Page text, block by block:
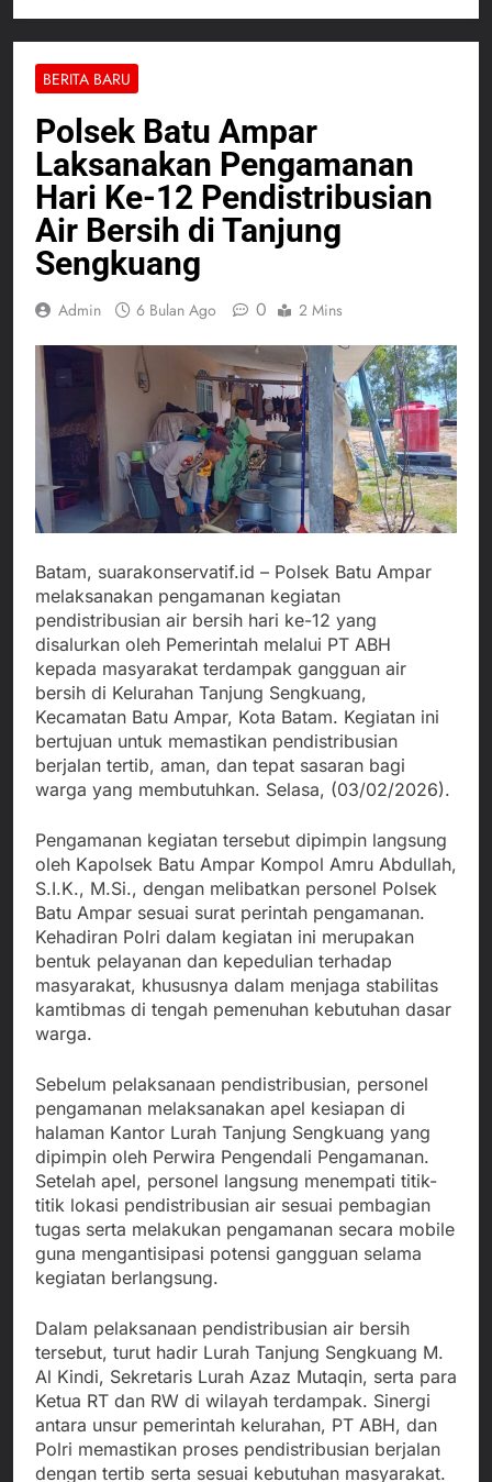
BERITA BARU
Polsek Batu Ampar
Laksanakan Pengamanan
Hari Ke-12 Pendistribusian
Air Bersih di Tanjung
Sengkuang
Admin 6 Bulan Ago 0 2 Mins
Batam, suarakonservatif.id – Polsek Batu Ampar
melaksanakan pengamanan kegiatan
pendistribusian air bersih hari ke-12 yang
disalurkan oleh Pemerintah melalui PT ABH
kepada masyarakat terdampak gangguan air
bersih di Kelurahan Tanjung Sengkuang,
Kecamatan Batu Ampar, Kota Batam. Kegiatan ini
bertujuan untuk memastikan pendistribusian
berjalan tertib, aman, dan tepat sasaran bagi
warga yang membutuhkan. Selasa, (03/02/2026).
Pengamanan kegiatan tersebut dipimpin langsung
oleh Kapolsek Batu Ampar Kompol Amru Abdullah,
S.I.K., M.Si., dengan melibatkan personel Polsek
Batu Ampar sesuai surat perintah pengamanan.
Kehadiran Polri dalam kegiatan ini merupakan
bentuk pelayanan dan kepedulian terhadap
masyarakat, khususnya dalam menjaga stabilitas
kamtibmas di tengah pemenuhan kebutuhan dasar
warga.
Sebelum pelaksanaan pendistribusian, personel
pengamanan melaksanakan apel kesiapan di
halaman Kantor Lurah Tanjung Sengkuang yang
dipimpin oleh Perwira Pengendali Pengamanan.
Setelah apel, personel langsung menempati titik-
titik lokasi pendistribusian air sesuai pembagian
tugas serta melakukan pengamanan secara mobile
guna mengantisipasi potensi gangguan selama
kegiatan berlangsung.
Dalam pelaksanaan pendistribusian air bersih
tersebut, turut hadir Lurah Tanjung Sengkuang M.
Al Kindi, Sekretaris Lurah Azaz Mutaqin, serta para
Ketua RT dan RW di wilayah terdampak. Sinergi
antara unsur pemerintah kelurahan, PT ABH, dan
Polri memastikan proses pendistribusian berjalan
dengan tertib serta sesuai kebutuhan masyarakat.